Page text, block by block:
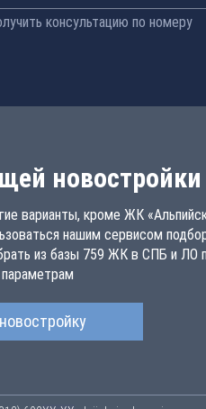
консультацию по номеру
новостройки
варианты, кроме ЖК
нашим сервисом
из базы 759 ЖК в СПБ и ЛО